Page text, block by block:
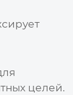
целей.